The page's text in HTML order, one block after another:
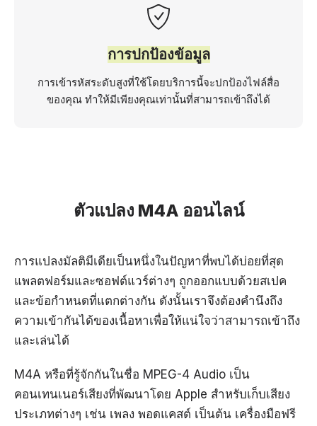
การปกป้องข้อมูล
การเข้ารหัสระดับสูงที่ใช้โดยบริการนี้จะปกป้องไฟล์สื่อ
ของคุณ ทำให้มีเพียงคุณเท่านั้นที่สามารถเข้าถึงได้
ตัวแปลง M4A ออนไลน์
การแปลงมัลติมีเดียเป็นหนึ่งในปัญหาที่พบได้บ่อยที่สุด
แพลตฟอร์มและซอฟต์แวร์ต่างๆ ถูกออกแบบด้วยสเปค
และข้อกำหนดที่แตกต่างกัน ดังนั้นเราจึงต้องคำนึงถึง
ความเข้ากันได้ของเนื้อหาเพื่อให้แน่ใจว่าสามารถเข้าถึง
และเล่นได้
M4A หรือที่รู้จักกันในชื่อ MPEG-4 Audio เป็น
คอนเทนเนอร์เสียงที่พัฒนาโดย Apple สำหรับเก็บเสียง
ประเภทต่างๆ เช่น เพลง พอดแคสต์ เป็นต้น เครื่องมือฟรี